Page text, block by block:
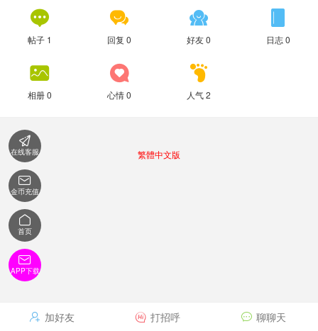

帖子 1

回复 0

好友 0

日志 0

相册 0

心情 0

人气 2
 加好友  打招呼  聊聊天
繁體中文版

在线客服

金币充值

首页

APP下载